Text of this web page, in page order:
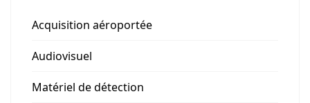
Acquisition aéroportée
Audiovisuel
Matériel de détection